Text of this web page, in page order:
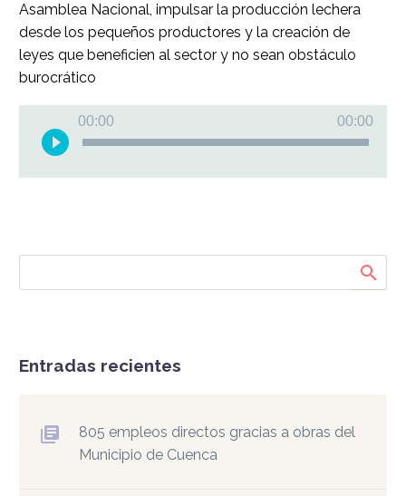
Asamblea Nacional, impulsar la producción lechera
desde los pequeños productores y la creación de
leyes que beneficien al sector y no sean obstáculo
burocrático
Reproductor
audio
00:00 00:00
Entradas recientes
805 empleos directos gracias a obras del
Municipio de Cuenca